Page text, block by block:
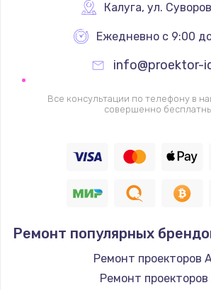
Калуга, ул.
Ежедневно с 9:00
info@proektor-
Все консультации по телефону в
совершенно
Ремонт популярных
Ремонт проекторов
Ремонт проекторов